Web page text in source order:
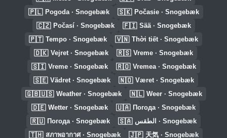
🇵🇱 Pogoda · Snogebæk 🇸🇰 Počasie · Snogebæk
🇨🇿 Počasí · Snogebæk 🇫🇮 Sää · Snogebæk
🇵🇹 Tempo · Snogebæk 🇻🇳 Thời tiết · Snogebæk
🇩🇰 Vejret · Snogebæk 🇷🇸 Vreme · Snogebæk
🇸🇮 Vreme · Snogebæk 🇷🇴 Vremea · Snogebæk
🇸🇪 Vädret · Snogebæk 🇳🇴 Været · Snogebæk
🇬🇧🇺🇸 Weather · Snogebæk 🇳🇱 Weer · Snogebæk
🇩🇪 Wetter · Snogebæk 🇺🇦 Погода · Snogebæk
🇷🇺 Погода · Snogebæk 🇸🇦 الطقس · Snogebæk
🇹🇭 สภาพอากาศ · Snogebæk 🇯🇵 天気 · Snogebæk